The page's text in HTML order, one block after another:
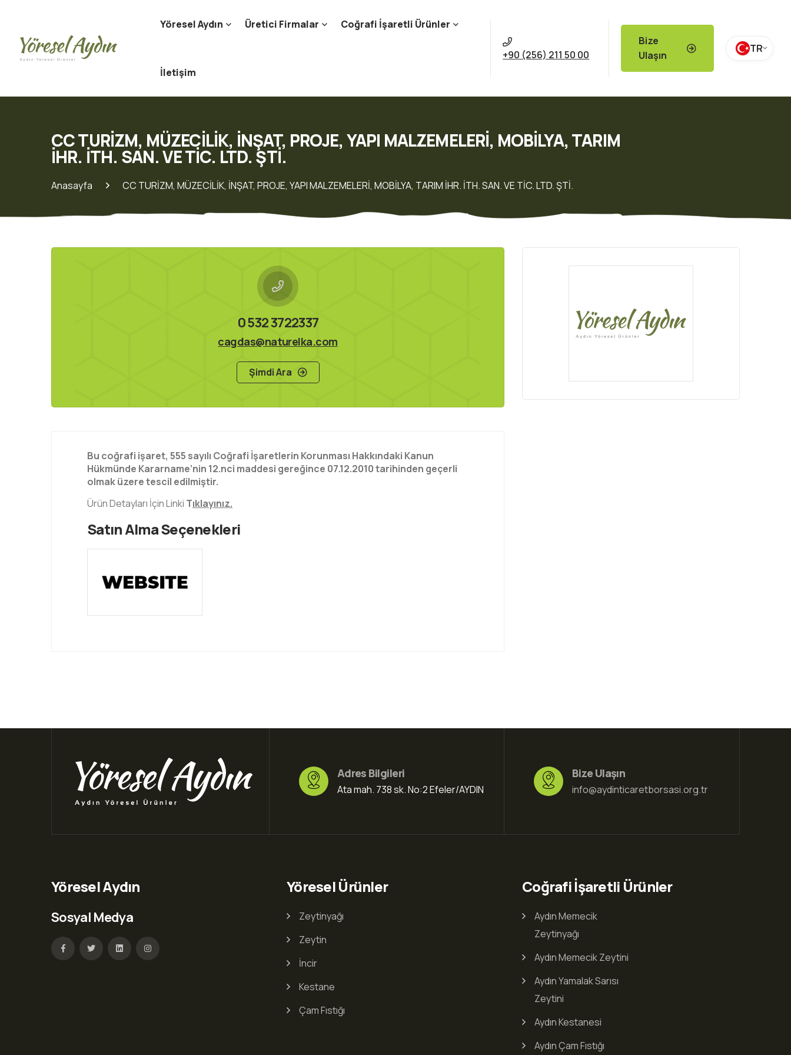
Yöresel Aydın Üretici Firmalar Coğrafi İşaretli Ürünler
İletişim
+90 (256) 211 50 00
Bize
Ulaşın
TR
CC TURİZM, MÜZECİLİK, İNŞAT, PROJE, YAPI MALZEMELERİ, MOBİLYA, TARIM
İHR. İTH. SAN. VE TİC. LTD. ŞTİ.
Anasayfa CC TURİZM, MÜZECİLİK, İNŞAT, PROJE, YAPI MALZEMELERİ, MOBİLYA, TARIM İHR. İTH. SAN. VE TİC. LTD. ŞTİ.
0 532 3722337
cagdas@naturelka.com
Şimdi Ara
Bu coğrafi işaret, 555 sayılı Coğrafi İşaretlerin Korunması Hakkındaki Kanun
Hükmünde Kararname’nin 12.nci maddesi gereğince 07.12.2010 tarihinden geçerli
olmak üzere tescil edilmiştir.
Ürün Detayları İçin Linki Tıklayınız.
Satın Alma Seçenekleri
Adres Bilgileri
Ata mah. 738 sk. No:2 Efeler/AYDIN
Bize Ulaşın
info@aydinticaretborsasi.org.tr
Yöresel Aydın
Sosyal Medya
Yöresel Ürünler
Zeytinyağı
Zeytin
İncir
Kestane
Çam Fıstığı
Coğrafi İşaretli Ürünler
Aydın Memecik
Zeytinyağı
Aydın Memecik Zeytini
Aydın Yamalak Sarısı
Zeytini
Aydın Kestanesi
Aydın Çam Fıstığı